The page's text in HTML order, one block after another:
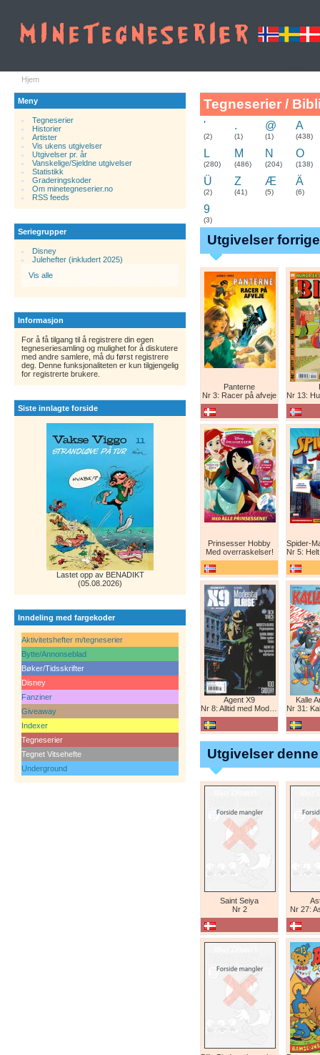
Hjem
Meny
Tegneserier
Historier.
Artister
Vis ukens utgivelser
Utgivelser pr. år
Vanskelige/Sjeldne utgivelser
Statistikk
Graderingskoder
Om minetegneserier.no
RSS feeds
Seriegrupper
Disney
Julehefter (inkludert 2025)
Vis alle
Informasjon
For å få tilgang til å registrere din egen
tegneseriesamling og mulighet for å diskutere
med andre samlere, må du først registrere
deg. Denne funksjonaliteten er kun tilgjengelig
for registrerte brukere.
Siste innlagte forside
Lastet opp av BENADIKT
(05.08.2026)
Inndeling med fargekoder
Aktivitetshefter m/tegneserier
Bytte/Annonseblad
Bøker/Tidsskrifter
Disney
Fanziner
Giveaway
Indexer
Tegneserier
Tegnet Vitsehefte
Underground
Tegneserier /
'
(2)
.
(1)
@
(1)
A
(438)
L
(280)
M
(486)
N
(204)
O
(138)
Ü
(2)
Z
(41)
Æ
(5)
Ä
(6)
9
(3)
Utgivelser
Panterne
Nr 3: Racer på afveje
Nr 13: Humor
Prinsesser Hobby
Med overraskelser!
Nr 5: Helt ny
Agent X9
Nr 8: Alltid med Modesty Blaise
Kalle
Nr 31:
Utgivelser
Saint Seiya
Nr 2
Nr 27: